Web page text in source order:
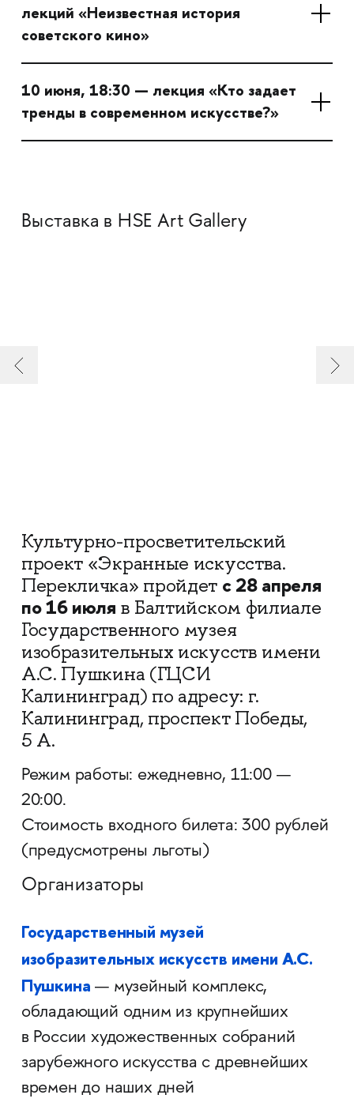
лекций «Неизвестная история
советского кино»
10 июня, 18:30 — лекция «Кто задает
тренды в современном искусстве?»
Выставка в HSE Art Gallery
Культурно-просветительский
проект «Экранные искусства.
Перекличка» пройдет с 28 апреля
по 16 июля в Балтийском филиале
Государственного музея
изобразительных искусств имени
А.С. Пушкина (ГЦСИ
Калининград) по адресу: г.
Калининград, проспект Победы,
5 А.
Режим работы: ежедневно, 11:00 —
20:00.
Стоимость входного билета: 300 рублей
(предусмотрены льготы)
Организаторы
Государственный музей
изобразительных искусств имени А.С.
Пушкина — музейный комплекс,
обладающий одним из крупнейших
в России художественных собраний
зарубежного искусства с древнейших
времен до наших дней